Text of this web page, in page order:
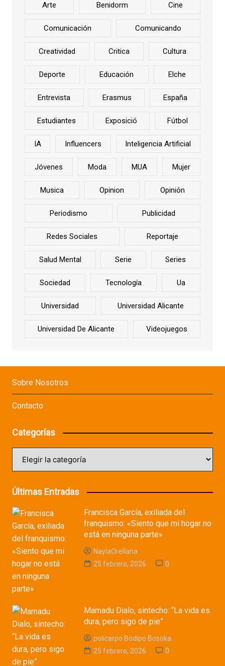
Arte Benidorm Cine
Comunicación Comunicando
Creatividad Critica Cultura
Deporte Educación Elche
Entrevista Erasmus España
Estudiantes Exposició Fútbol
IA Influencers Inteligencia Artificial
Jóvenes Moda MUA Mujer
Musica Opinion Opinión
Periodismo Publicidad
Redes Sociales Reportaje
Salud Mental Serie Series
Sociedad Tecnología Ua
Universidad Universidad Alicante
Universidad De Alicante Videojuegos
Sobre Nosotros
Contacto
Categorías
Últimas Entradas
Francisca García, exiliada del
franquismo: «Siento que mi hogar no
está en ninguna parte»
NaylaOrellana
25 febrero, 2026
0
Mamadu Dialo, sintecho: “La vida es
dura, pero sigo de pie”
policarpo Bodipo Bosoka
25 febrero, 2026
0